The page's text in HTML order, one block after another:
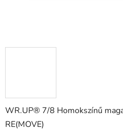
WR.UP® 7/8 Homokszínű
RE(MOVE)